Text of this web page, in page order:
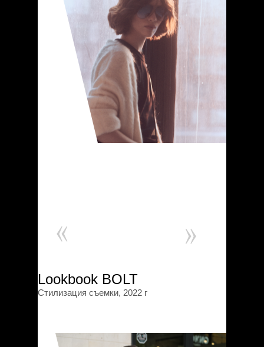
Lookbook BOLT
Стилизация съемки, 2022 г